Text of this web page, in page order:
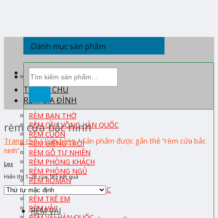
TRANG CHỦ
RÈM GIA ĐÌNH
RÈM BAN THỜ
RÈM CẦU VỒNG HÀN QUỐC
RÈM CUỐN
RÈM GIẾNG TRỜI
RÈM GỖ TỰ NHIÊN
RÈM PHÒNG KHÁCH
RÈM PHÒNG NGỦ
RÈM ROMAN
RÈM TỔ ONG HÀN QUỐC
RÈM TRẺ EM
RÈM VẢI
Danh mục sản phẩm
kiếm:
rèm cửa bắc ninh
Trang chủ / Cửa hàng /Sản phẩm được gắn thẻ “rèm cửa bắc
ninh”
Lọc
Hiển thị 1–20 của 185 kết quả
RÈM VẢI